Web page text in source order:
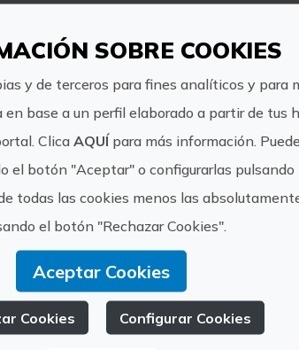
el aparcamiento gratuito del Paraje
se puede acceder a pie a través de
minutos andando hasta el
https://
ibero-de-sant-josep
vallduixo@touristinfo.net
964 660 785
SOBRE COOKIES
y de terceros para fines analíticos y para
en base a un perfil elaborado a partir de tus
Clica AQUÍpara más información.
el botón "Aceptar" o configurarlas pulsando
todas las cookies menos las
el botón "Rechazar Cookies".
Aceptar Cookies
Cookies Configurar Cookies